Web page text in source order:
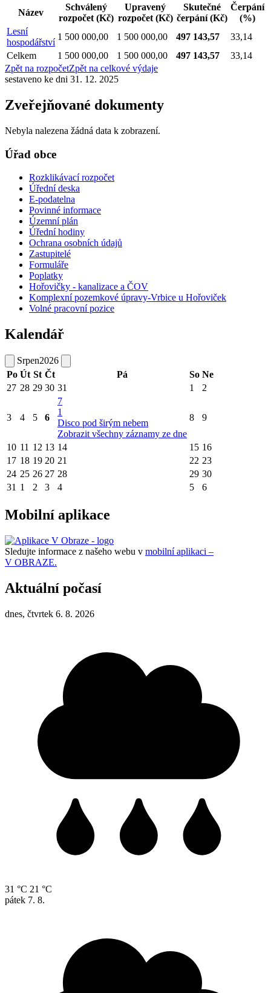
Název
Schválený
rozpočet (Kč)
Upravený
rozpočet (Kč)
Skutečné
čerpání(Kč)
Čerpání
(%)
Lesní
hospodářství
1 500 000,00 1 500 000,00 497 143,57
33,14
Celkem
1 500 000,00 1 500 000,00 497 143,57
33,14
Zpět na rozpočetZpět na celkové výdaje
sestaveno ke dni 31. 12. 2025
Zveřejňované dokumenty
Nebyla nalezena žádná data k zobrazení.
Úřad obce
Rozklikávací rozpočet
Úřední deska
E-podatelna
Povinné informace
Územní plán
Úřední hodiny
Ochrana osobních údajů
Zastupitelé
Formuláře
Poplatky
Hořovičky - kanalizace a ČOV
Komplexní pozemkové úpravy-Vrbice u Hořoviček
Volné pracovní pozice
Kalendář
Srpen2026
Po Út St Čt Pá So Ne
27 28 29 30 31 1 2
3 4 5 6
7
1
Disco pod širým nebem
Zobrazit všechny záznamy ze dne
8 9
10 11 12 13 14 15 16
17 18 19 20 21 22 23
24 25 26 27 28 29 30
31 1 2 3 4 5 6
Mobilní aplikace
Sledujte informace z našeho webu v mobilní aplikaci –
V OBRAZE.
Aktuální počasí
dnes, čtvrtek 6. 8. 2026
31 °C 21 °C
pátek 7. 8.